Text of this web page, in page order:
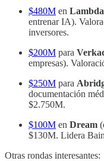
$480M en Lambda
entrenar IA).
inversores.
$200M para
empresas).
$250M para
documentación
$2.750M.
$100M en Dream
$130M. Lidera
Otras rondas interesantes: